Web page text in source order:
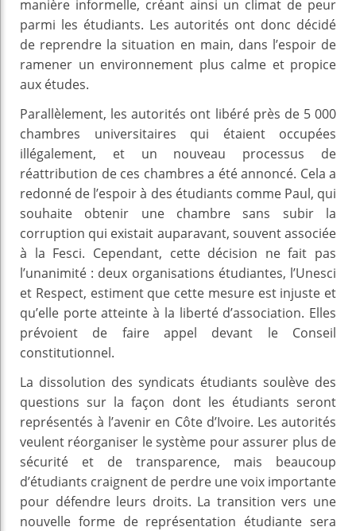
manière informelle, créant ainsi un climat de peur
parmi les étudiants. Les autorités ont donc décidé
de reprendre la situation en main, dans l’espoir de
ramener un environnement plus calme et propice
aux études.
Parallèlement, les autorités ont libéré près de 5 000
chambres universitaires qui étaient occupées
illégalement, et un nouveau processus de
réattribution de ces chambres a été annoncé. Cela a
redonné de l’espoir à des étudiants comme Paul, qui
souhaite obtenir une chambre sans subir la
corruption qui existait auparavant, souvent associée
à la Fesci. Cependant, cette décision ne fait pas
l’unanimité : deux organisations étudiantes, l’Unesci
et Respect, estiment que cette mesure est injuste et
qu’elle porte atteinte à la liberté d’association. Elles
prévoient de faire appel devant le Conseil
constitutionnel.
La dissolution des syndicats étudiants soulève des
questions sur la façon dont les étudiants seront
représentés à l’avenir en Côte d’Ivoire. Les autorités
veulent réorganiser le système pour assurer plus de
sécurité et de transparence, mais beaucoup
d’étudiants craignent de perdre une voix importante
pour défendre leurs droits. La transition vers une
nouvelle forme de représentation étudiante sera